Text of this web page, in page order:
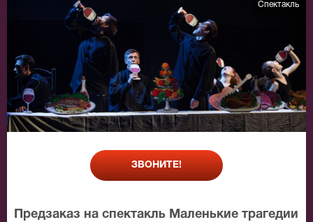
Спектакль
ЗВОНИТЕ!
Предзаказ на спектакль Маленькие трагедии